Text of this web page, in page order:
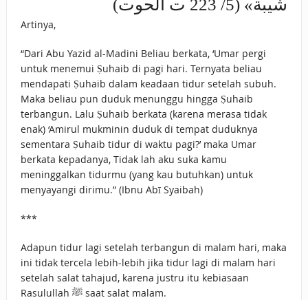
شيبة» (5/ 223 ت الحوت)
Artinya,
“Dari Abu Yazid al-Madini Beliau berkata, ‘Umar pergi
untuk menemui Ṣuhaib di pagi hari. Ternyata beliau
mendapati Ṣuhaib dalam keadaan tidur setelah subuh.
Maka beliau pun duduk menunggu hingga Ṣuhaib
terbangun. Lalu Ṣuhaib berkata (karena merasa tidak
enak) ‘Amirul mukminin duduk di tempat duduknya
sementara Ṣuhaib tidur di waktu pagi?’ maka Umar
berkata kepadanya, Tidak lah aku suka kamu
meninggalkan tidurmu (yang kau butuhkan) untuk
menyayangi dirimu.” (Ibnu Abī Syaibah)
***
Adapun tidur lagi setelah terbangun di malam hari, maka
ini tidak tercela lebih-lebih jika tidur lagi di malam hari
setelah salat tahajud, karena justru itu kebiasaan
Rasulullah ﷺ saat salat malam.